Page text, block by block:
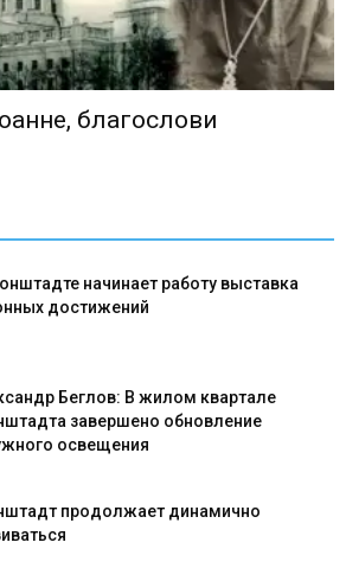
благослови
начинает работу выставка
достижений
Беглов: В жилом квартале
завершено обновление
освещения
продолжает динамично